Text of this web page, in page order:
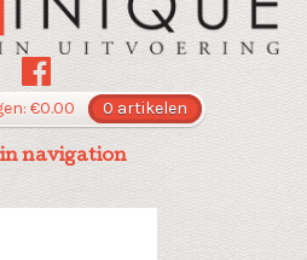
€0.00 0 artikelen
navigation